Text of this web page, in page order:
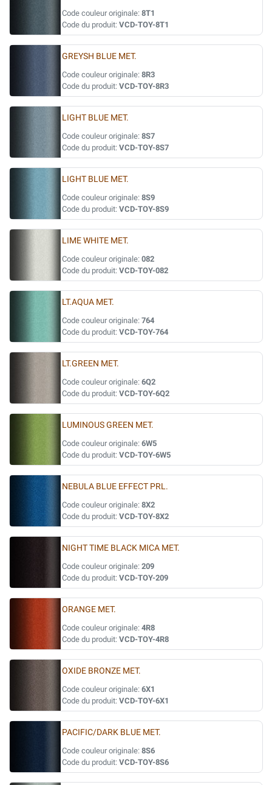
Code couleur originale: 8T1
Code du produit: VCD-TOY-8T1
GREYSH BLUE MET.
Code couleur originale: 8R3
Code du produit: VCD-TOY-8R3
LIGHT BLUE MET.
Code couleur originale: 8S7
Code du produit: VCD-TOY-8S7
LIGHT BLUE MET.
Code couleur originale: 8S9
Code du produit: VCD-TOY-8S9
LIME WHITE MET.
Code couleur originale: 082
Code du produit: VCD-TOY-082
LT.AQUA MET.
Code couleur originale: 764
Code du produit: VCD-TOY-764
LT.GREEN MET.
Code couleur originale: 6Q2
Code du produit: VCD-TOY-6Q2
LUMINOUS GREEN MET.
Code couleur originale: 6W5
Code du produit: VCD-TOY-6W5
NEBULA BLUE EFFECT PRL.
Code couleur originale: 8X2
Code du produit: VCD-TOY-8X2
NIGHT TIME BLACK MICA MET.
Code couleur originale: 209
Code du produit: VCD-TOY-209
ORANGE MET.
Code couleur originale: 4R8
Code du produit: VCD-TOY-4R8
OXIDE BRONZE MET.
Code couleur originale: 6X1
Code du produit: VCD-TOY-6X1
PACIFIC/DARK BLUE MET.
Code couleur originale: 8S6
Code du produit: VCD-TOY-8S6